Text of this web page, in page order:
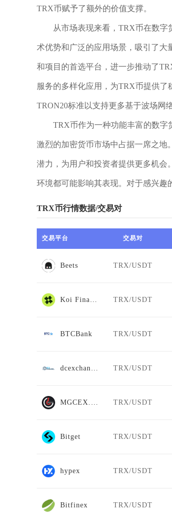
TRX币赋予了额外的价值支撑。
从市场表现来看，TRX币在数
术优势和广泛的应用场景，吸引了大
和项目的首选平台，进一步推动了
服务的多样化应用，为TRX币提供
TRON20标准以支持更多基于波场网
TRX币作为一种功能丰富的数字
激烈的加密货币市场中占据一席之
潜力，为用户和投资者提供更多机会
环境都可能影响其表现。对于感兴趣
TRX币行情数据/交易对
交易平台 交易对
Beets TRX/USDT
Koi Finance TRX/USDT
BTCBank TRX/USDT
dcexchange TRX/USDT
MGCEX.NZ TRX/USDT
Bitget TRX/USDT
hypex TRX/USDT
Bitfinex TRX/USDT